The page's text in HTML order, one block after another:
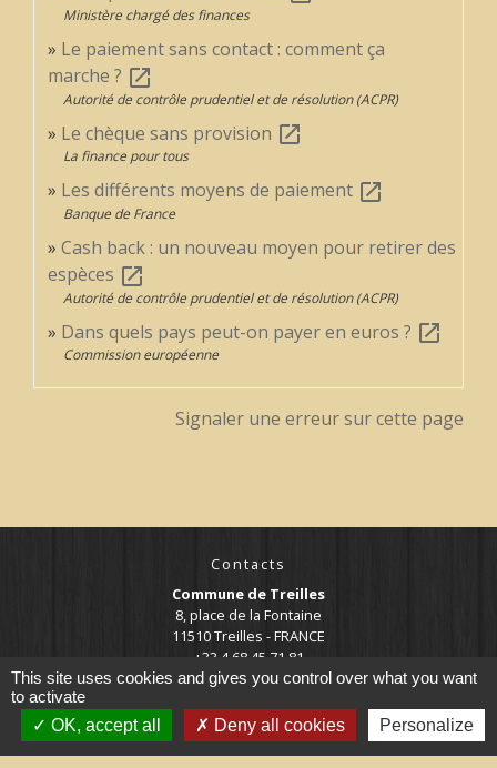
Ministère chargé des finances
Le paiement sans contact : comment ça
marche ? open_in_new
Autorité de contrôle prudentiel et de résolution (ACPR)
Le chèque sans provision open_in_new
La finance pour tous
Les différents moyens de paiement open_in_new
Banque de France
Cash back : un nouveau moyen pour retirer des
espèces open_in_new
Autorité de contrôle prudentiel et de résolution (ACPR)
Dans quels pays peut-on payer en euros ? open_in_new
Commission européenne
Signaler une erreur sur cette page
Contacts
Commune de Treilles
8, place de la Fontaine
11510 Treilles - FRANCE
+33 4 68 45 71 81
Contact par formulaire
This site uses cookies and gives you control over what you want
to activate
OK, accept all
Deny all cookies Personalize